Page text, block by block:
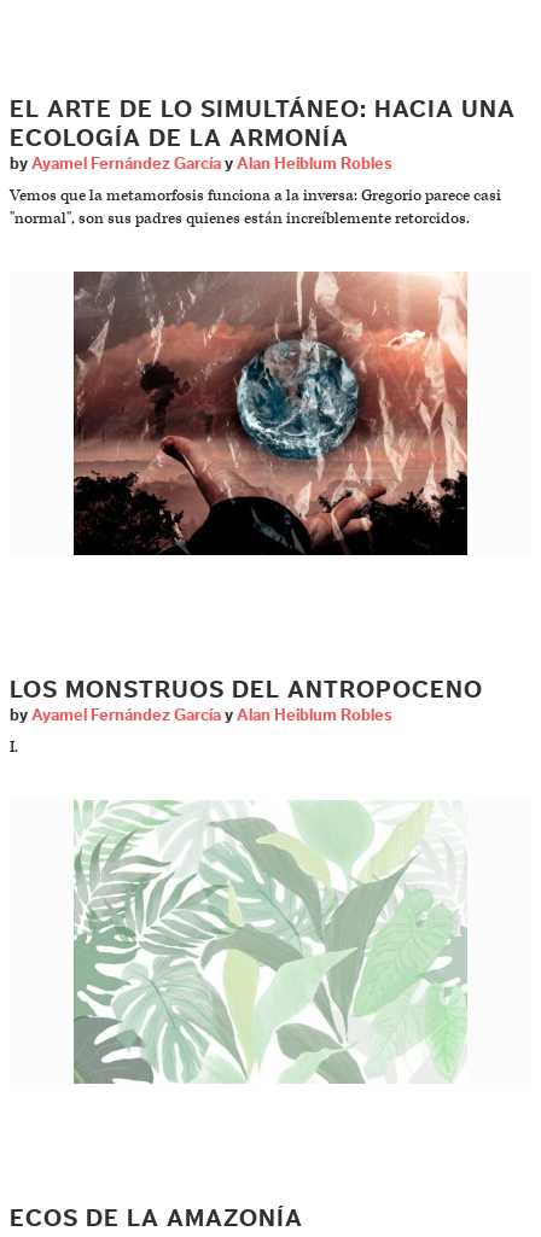
EL ARTE DE LO SIMULTÁNEO: HACIA UNA
ECOLOGÍA DE LA ARMONÍA
by Ayamel Fernández García y Alan Heiblum Robles
Vemos que la metamorfosis funciona a la inversa: Gregorio parece casi
"normal", son sus padres quienes están increíblemente retorcidos.
LOS MONSTRUOS DEL ANTROPOCENO
by Ayamel Fernández García y Alan Heiblum Robles
I.
ECOS DE LA AMAZONÍA